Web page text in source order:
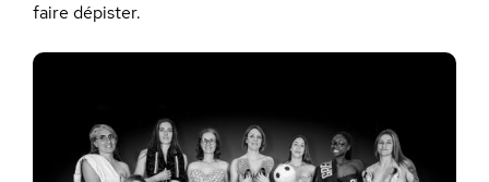
faire dépister.